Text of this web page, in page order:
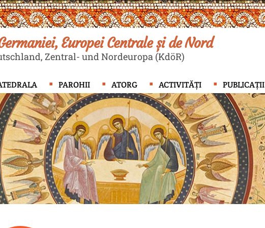
Europei Centrale și de Nord
Zentral- und Nordeuropa (KdöR)
PAROHII ATORG ACTIVITĂȚI PUBLICAȚII